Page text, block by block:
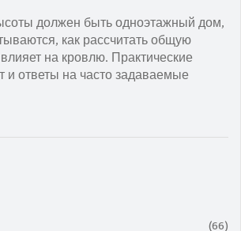
должен быть одноэтажный дом,
как рассчитать общую
на кровлю. Практические
и ответы на часто задаваемые
(66)